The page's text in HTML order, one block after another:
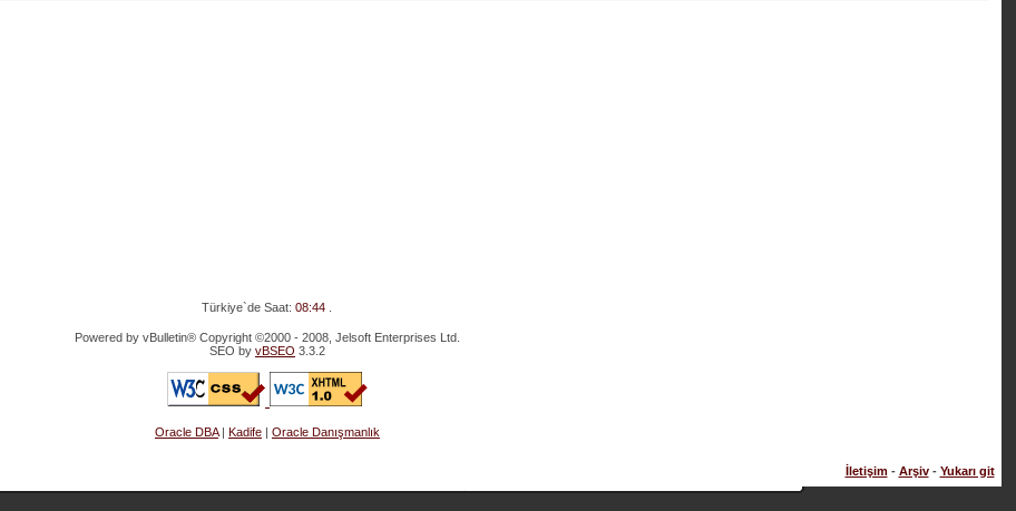
Türkiye`de Saat:08:44
Powered by vBulletin® Copyright ©2000 - 2008, Jelsoft Enterprises Ltd.
SEO by vBSEO 3.3.2
Oracle DBA| Kadife| Oracle Danışmanlık
İletişim- Arşiv- Yukarı git